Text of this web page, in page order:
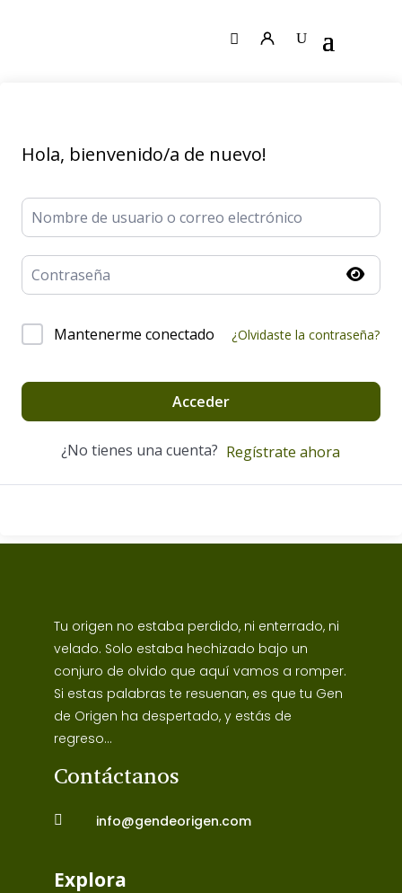
Hola, bienvenido/a de nuevo!
Mantenerme conectado ¿Olvidaste la contraseña?
Acceder
¿No tienes una cuenta? Regístrate ahora
Tu origen no estaba perdido, ni enterrado, ni
velado. Solo estaba hechizado bajo un
conjuro de olvido que aquí vamos a romper.
Si estas palabras te resuenan, es que tu Gen
de Origen ha despertado, y estás de
regreso...
Contáctanos
 info@gendeorigen.com
Explora